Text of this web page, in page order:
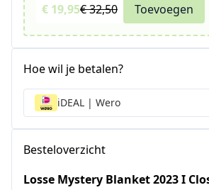
€ 19,95€ 32,50 Toevoegen
Hoe wil je betalen?
iDEAL | Wero
Besteloverzicht
Losse Mystery Blanket 2023 I